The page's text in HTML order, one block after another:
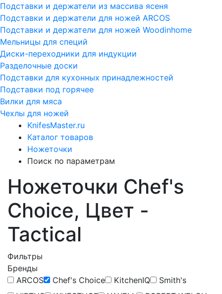
Подставки и держатели из массива ясеня
Подставки и держатели для ножей ARCOS
Подставки и держатели для ножей Woodinhome
Мельницы для специй
Диски-переходники для индукции
Разделочные доски
Подставки для кухонных принадлежностей
Подставки под горячее
Вилки для мяса
Чехлы для ножей
KnifesMaster.ru
Каталог товаров
Ножеточки
Поиск по параметрам
Ножеточки Chef's
Choice, Цвет -
Tactical
Фильтры
Бренды
ARCOS
Chef's Choice KitchenIQ
Smith's